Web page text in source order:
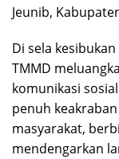
Jeunib,
Di sela
TMMD
komunikasi
penuh
masyarakat,
mendengarkan